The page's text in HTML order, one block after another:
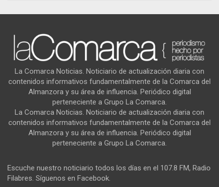
La Comarca Noticias. Noticiario de actualización diaria con
contenidos informativos fundamentalmente de la Comarca del
Almanzora y su área de influencia. Periódico digital
perteneciente a Grupo La Comarca.
La Comarca Noticias. Noticiario de actualización diaria con
contenidos informativos fundamentalmente de la Comarca del
Almanzora y su área de influencia. Periódico digital
perteneciente a Grupo La Comarca.
Escuche nuestro noticiario todos los días en el 107.8 FM, Radio
Filabres. Síguenos en Facebook.